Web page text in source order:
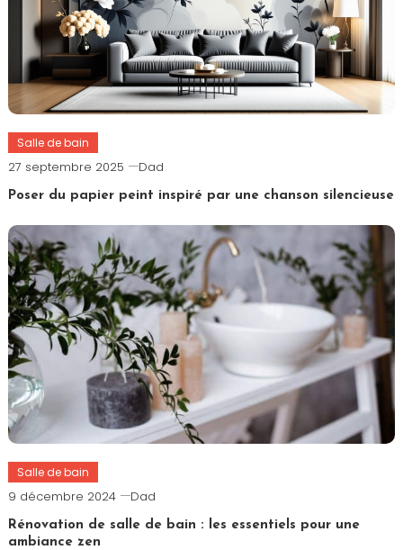
Salle de bain
27 septembre 2025 Dad
Poser du papier peint inspiré par une chanson silencieuse
Salle de bain
9 décembre 2024 Dad
Rénovation de salle de bain : les essentiels pour une
ambiance zen